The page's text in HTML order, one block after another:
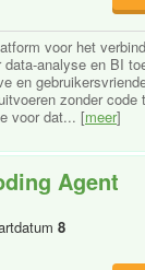
voor het
analyse en BI
en
zonder code
voor dat... [meer]
Agent
8